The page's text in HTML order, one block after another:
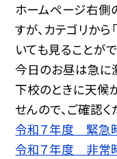
ホームページ右側
すが、カテゴリか
いても見ることがで
今日のお昼は急に
下校のときに天候
せんので、ご確認く
令和７年度 緊急
令和７年度 非常